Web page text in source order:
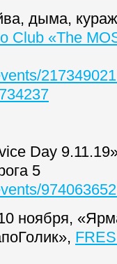
дыма,
Club «The
Day
5
ноября,